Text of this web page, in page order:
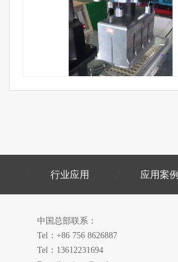
行业应用 应用案例
中国总部联系：
Tel：+86 756 8626887
Tel：13612231694